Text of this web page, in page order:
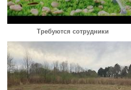
Требуются сотрудники